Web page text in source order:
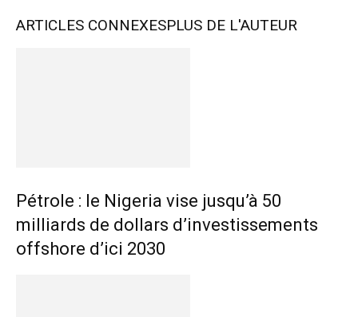
ARTICLES CONNEXESPLUS DE L'AUTEUR
Pétrole : le Nigeria vise jusqu’à 50
milliards de dollars d’investissements
offshore d’ici 2030